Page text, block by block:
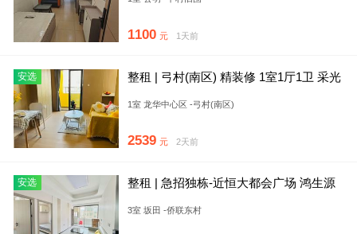
1100 元 1天前
安选
整租 | 弓村(南区) 精装修 1室1厅1卫 采光
1室 龙华中心区 -弓村(南区)
2539 元 2天前
安选
整租 | 急招独栋-近恒大都会广场 鸿生源
3室 坂田 -侨联东村